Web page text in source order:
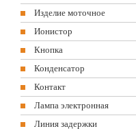
Изделие моточное
Ионистор
Кнопка
Конденсатор
Контакт
Лампа электронная
Линия задержки